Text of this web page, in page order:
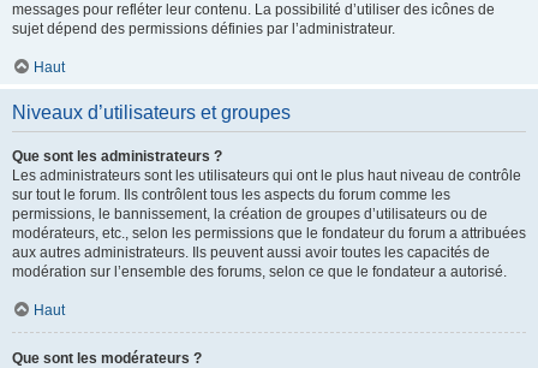
messages pour refléter leur contenu. La possibilité d’utiliser des icônes de
sujet dépend des permissions définies par l’administrateur.
Haut
Niveaux d’utilisateurs et groupes
Que sont les administrateurs ?
Les administrateurs sont les utilisateurs qui ont le plus haut niveau de contrôle
sur tout le forum. Ils contrôlent tous les aspects du forum comme les
permissions, le bannissement, la création de groupes d’utilisateurs ou de
modérateurs, etc., selon les permissions que le fondateur du forum a attribuées
aux autres administrateurs. Ils peuvent aussi avoir toutes les capacités de
modération sur l’ensemble des forums, selon ce que le fondateur a autorisé.
Haut
Que sont les modérateurs ?